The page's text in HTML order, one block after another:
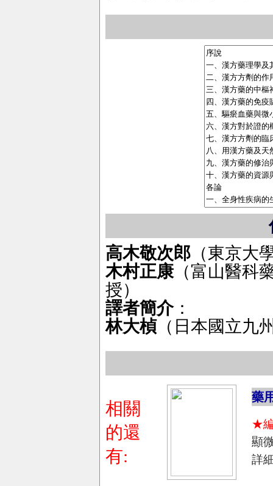
高木敬次郎（東京大
木村正康（富山醫科
授）
譯者簡介：
林大楨（日本國立九
相關
的還
有:
藥
★
顯
詳